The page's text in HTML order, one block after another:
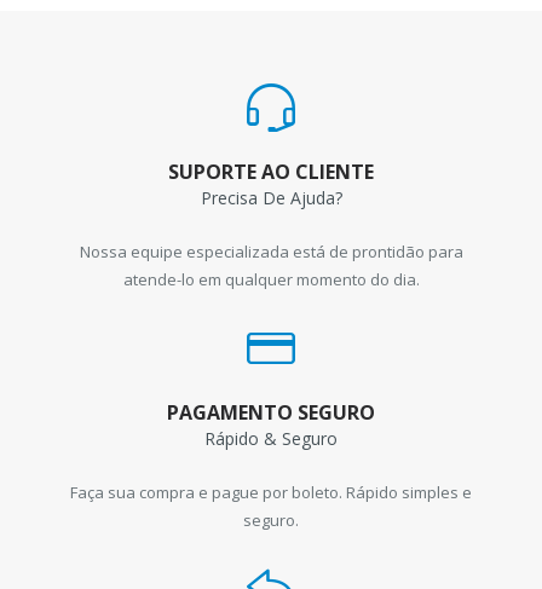
SUPORTE AO CLIENTE
Precisa De Ajuda?
Nossa equipe especializada está de prontidão para
atende-lo em qualquer momento do dia.
PAGAMENTO SEGURO
Rápido & Seguro
Faça sua compra e pague por boleto. Rápido simples e
seguro.